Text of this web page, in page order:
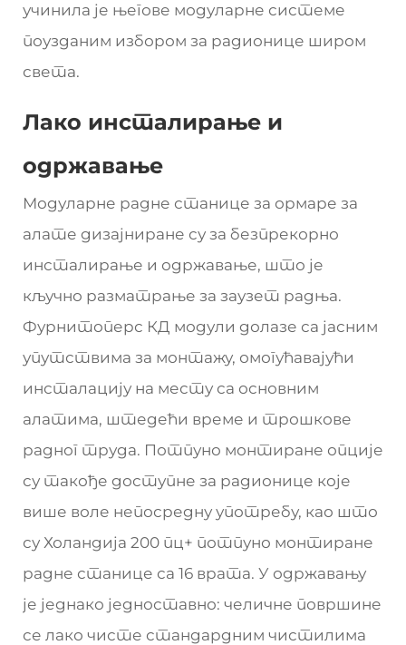
учинила је његове модуларне системе
поузданим избором за радионице широм
света.
Лако инсталирање и
одржавање
Модуларне радне станице за ормаре за
алате дизајниране су за безпрекорно
инсталирање и одржавање, што је
кључно разматрање за заузет радња.
Фурнитоперс КД модули долазе са јасним
упутствима за монтажу, омогућавајући
инсталацију на месту са основним
алатима, штедећи време и трошкове
радног труда. Потпуно монтиране опције
су такође доступне за радионице које
више воле непосредну употребу, као што
су Холандија 200 пц+ потпуно монтиране
радне станице са 16 врата. У одржавању
је једнако једноставно: челичне површине
се лако чисте стандардним чистилима